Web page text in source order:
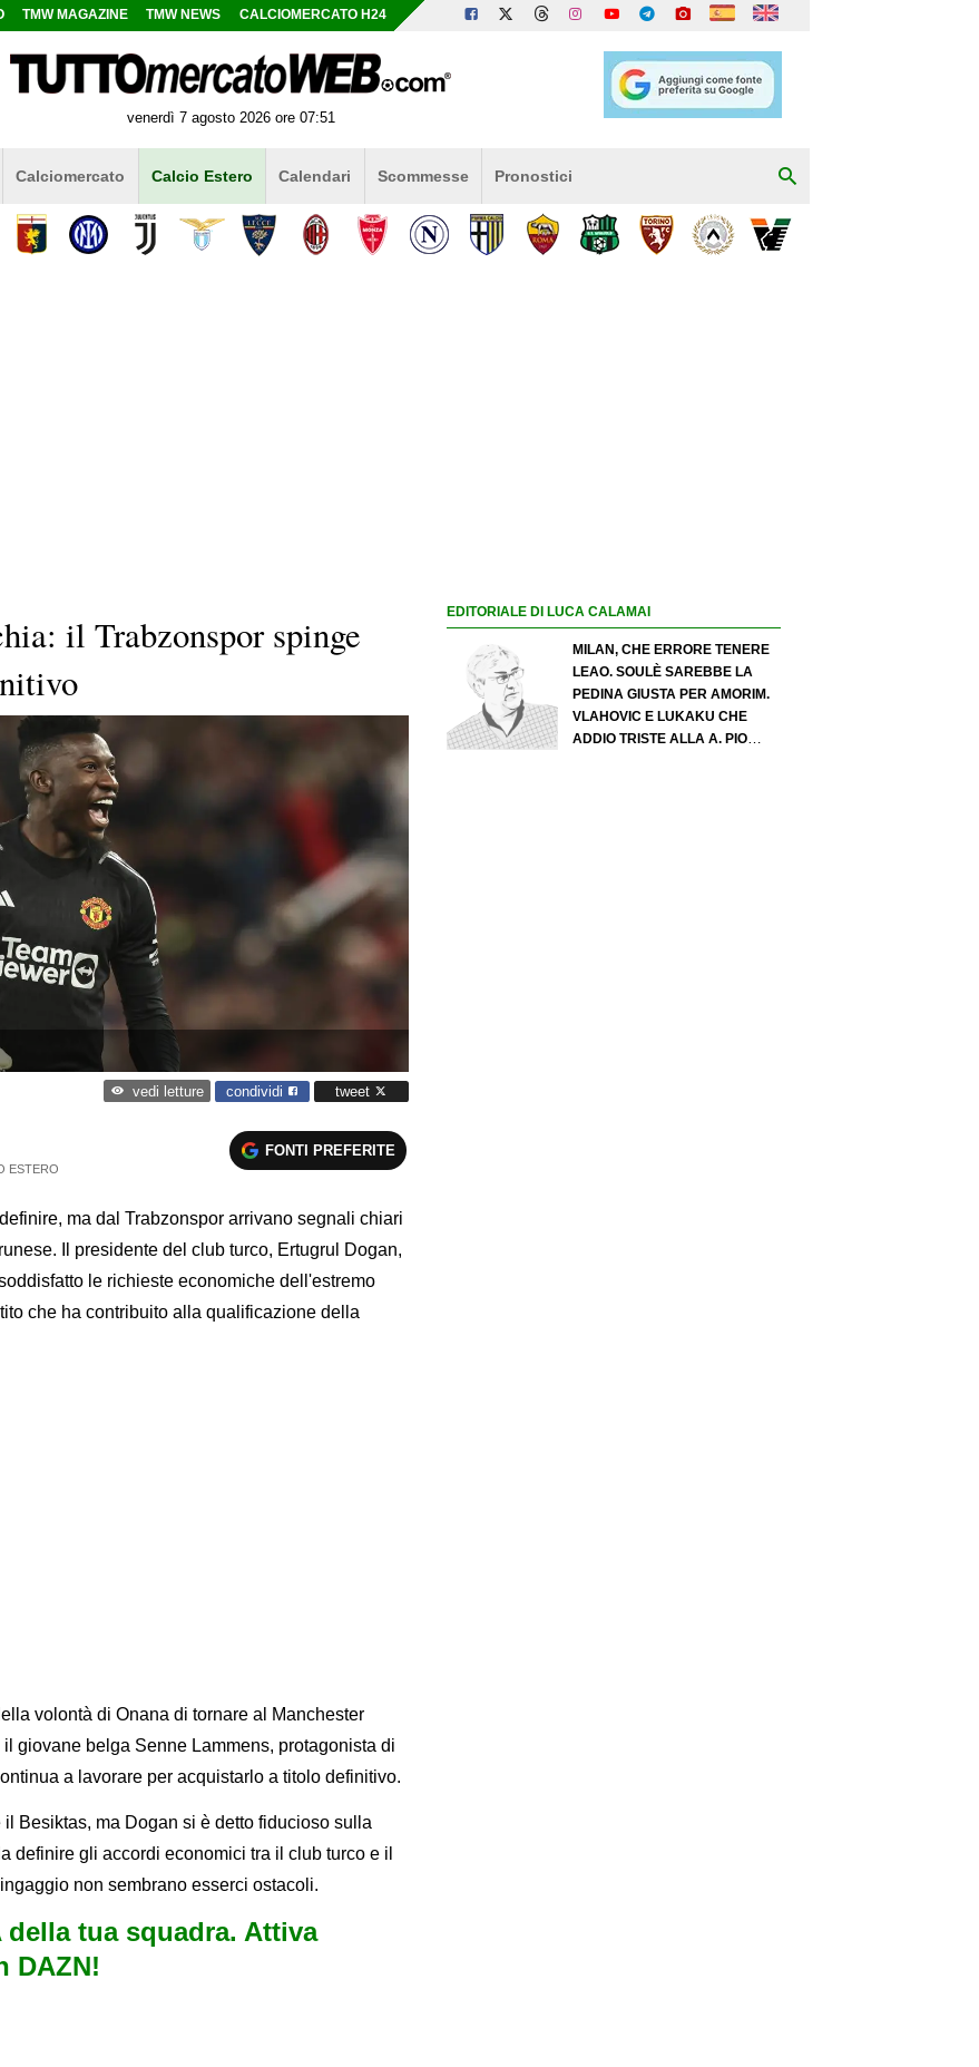
TMW MAGAZINE TMW NEWS CALCIOMERCATO H24
venerdì 7 agosto 2026 ore 07:51
Calciomercato Calcio Estero Calendari Scommesse Pronostici
il Trabzonspor spinge
vedi letture condividi tweet
ESTERO
FONTI PREFERITE
ma dal Trabzonspor arrivano segnali chiari
Il presidente del club turco, Ertugrul Dogan,
le richieste economiche dell'estremo
che ha contribuito alla qualificazione della
volontà di Onana di tornare al Manchester
giovane belga Senne Lammens, protagonista di
a lavorare per acquistarlo a titolo definitivo.
Besiktas, ma Dogan si è detto fiducioso sulla
definire gli accordi economici tra il club turco e il
non sembrano esserci ostacoli.
tua squadra. Attiva
DAZN!
EDITORIALE DI LUCA CALAMAI
MILAN, CHE ERRORE TENERE
LEAO. SOULÈ SAREBBE LA
PEDINA GIUSTA PER AMORIM.
VLAHOVIC E LUKAKU CHE
ADDIO TRISTE ALLA A. PIO